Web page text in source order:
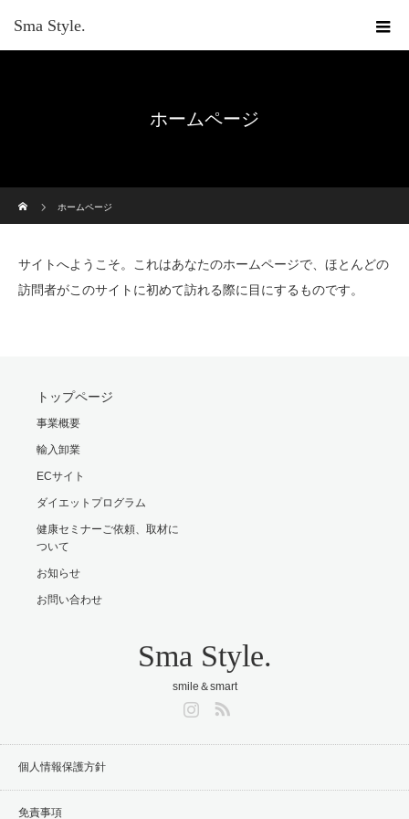
Sma Style.
ホームページ
ホームページ
サイトへようこそ。これはあなたのホームページで、ほとんどの
訪問者がこのサイトに初めて訪れる際に目にするものです。
トップページ
事業概要
輸入卸業
ECサイト
ダイエットプログラム
健康セミナーご依頼、取材に
ついて
お知らせ
お問い合わせ
Sma Style.
smile＆smart
個人情報保護方針
免責事項